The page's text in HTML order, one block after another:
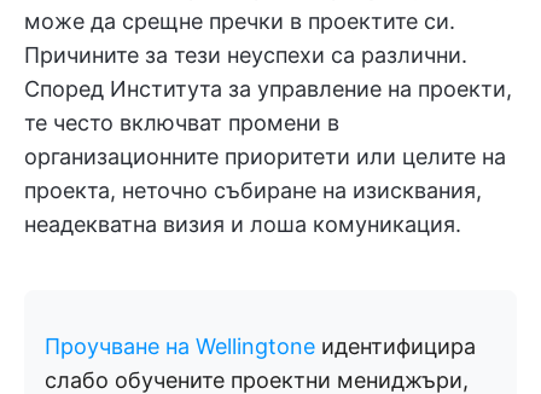
може да срещне пречки в проектите си.
Причините за тези неуспехи са различни.
Според Института за управление на проекти,
те често включват промени в
организационните приоритети или целите на
проекта, неточно събиране на изисквания,
неадекватна визия и лоша комуникация.
Проучване на Wellingtone идентифицира
слабо обучените проектни мениджъри,